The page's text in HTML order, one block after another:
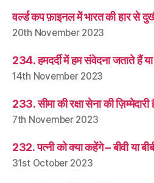
वर्ल्ड कप फ़ाइनल में भारत की हार से
20th November 2023
234. हमदर्दी में हम संवेदना जताते हैं
14th November 2023
233. सीमा की रक्षा सेना की ज़िम्मेदारी
7th November 2023
232. पत्नी को क्या कहेंगे – बीवी या
31st October 2023